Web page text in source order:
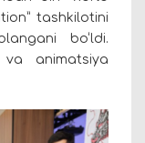
tashkilotini
bo‘ldi.
va animatsiya